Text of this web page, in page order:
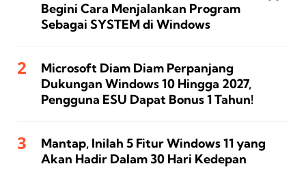
Begini Cara Menjalankan Program
Sebagai SYSTEM di Windows
Microsoft Diam Diam Perpanjang
Dukungan Windows 10 Hingga 2027,
Pengguna ESU Dapat Bonus 1 Tahun!
Mantap, Inilah 5 Fitur Windows 11 yang
Akan Hadir Dalam 30 Hari Kedepan